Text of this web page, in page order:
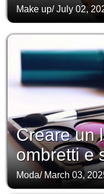
Make up/July 02,
Creare un
ombretti e
Moda/ March 03,